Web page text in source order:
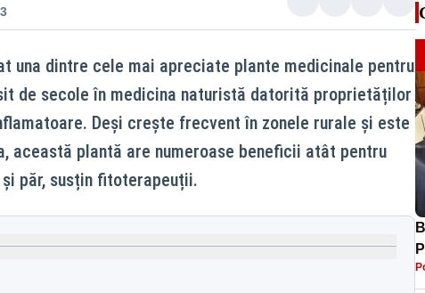
una dintre cele mai apreciate plante medicinale pentru
de secole în medicina naturistă datorită proprietăților
Deși crește frecvent în zonele rurale și este
această plantă are numeroase beneficii atât pentru
păr, susțin fitoterapeuții.